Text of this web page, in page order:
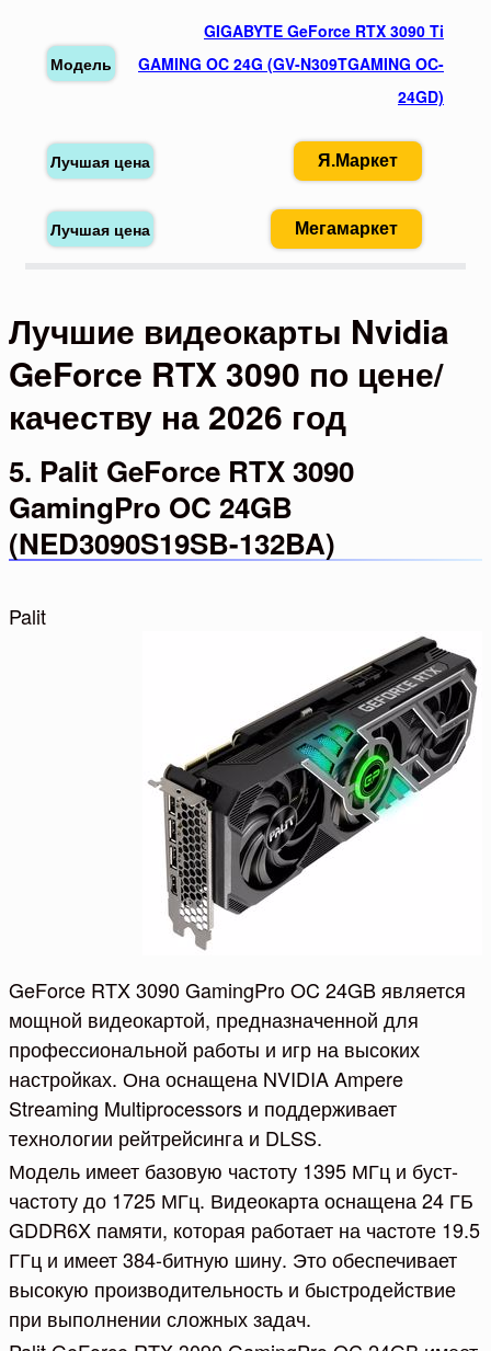
GIGABYTE GeForce RTX 3090 Ti
GAMING OC 24G (GV-N309TGAMING OC-
24GD)
Я.Маркет
Мегамаркет
Лучшие видеокарты Nvidia
GeForce RTX 3090 по цене/
качеству на 2026 год
5. Palit GeForce RTX 3090
GamingPro OC 24GB
(NED3090S19SB-132BA)
Palit
GeForce RTX 3090 GamingPro OC 24GB является
мощной видеокартой, предназначенной для
профессиональной работы и игр на высоких
настройках. Она оснащена NVIDIA Ampere
Streaming Multiprocessors и поддерживает
технологии рейтрейсинга и DLSS.
Модель имеет базовую частоту 1395 МГц и буст-
частоту до 1725 МГц. Видеокарта оснащена 24 ГБ
GDDR6X памяти, которая работает на частоте 19.5
ГГц и имеет 384-битную шину. Это обеспечивает
высокую производительность и быстродействие
при выполнении сложных задач.